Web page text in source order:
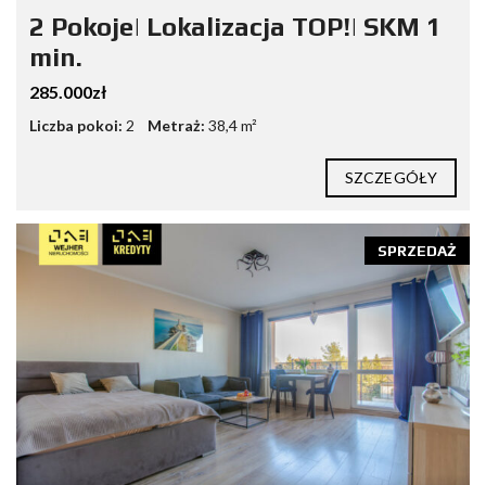
2 Pokoje| Lokalizacja TOP!| SKM 1
min.
285.000zł
Liczba pokoi: 2 Metraż: 38,4 m²
SZCZEGÓŁY
SPRZEDAŻ